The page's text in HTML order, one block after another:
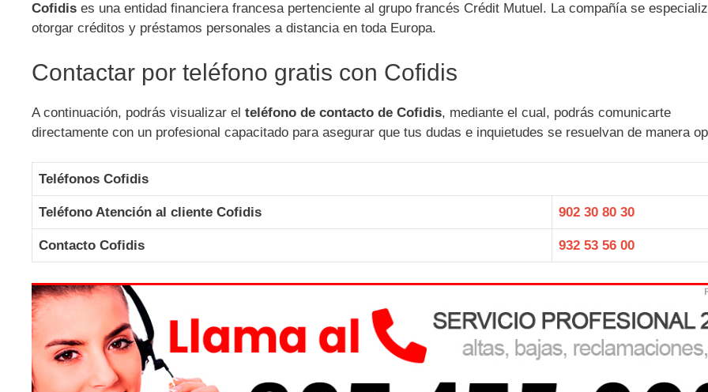
Cofidis es una entidad financiera francesa pertenciente al grupo francés Crédit Mutuel. La compañía se
otorgar créditos y préstamos personales a distancia en toda Europa.
Contactar por teléfono gratis con Cofidis
A continuación, podrás visualizar el teléfono de contacto de Cofidis, mediante el cual, podrás comunicarte
directamente con un profesional capacitado para asegurar que tus dudas e inquietudes se resuelvan de manera
Teléfonos Cofidis
Teléfono Atención al cliente Cofidis 902 30 80 30
Contacto Cofidis 932 53 56 00